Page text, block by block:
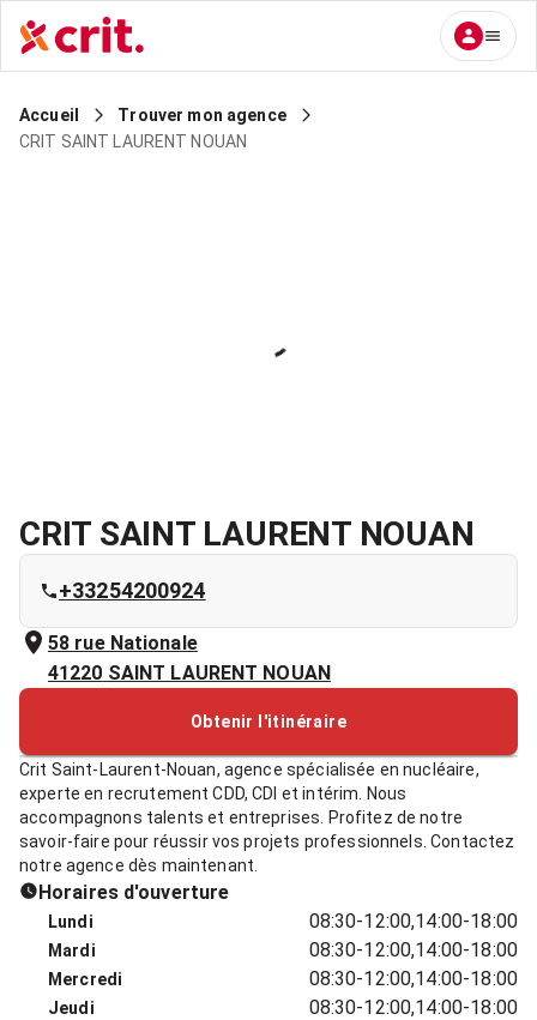
Accueil
Trouver mon agence
CRIT SAINT LAURENT NOUAN
CRIT SAINT LAURENT NOUAN
+33254200924
58 rue Nationale
41220 SAINT LAURENT NOUAN
Obtenir l'itinéraire
Crit Saint-Laurent-Nouan, agence spécialisée en nucléaire,
experte en recrutement CDD, CDI et intérim. Nous
accompagnons talents et entreprises. Profitez de notre
savoir-faire pour réussir vos projets professionnels. Contactez
notre agence dès maintenant.
Horaires d'ouverture
Lundi 08:30-12:00,14:00-18:00
Mardi 08:30-12:00,14:00-18:00
Mercredi 08:30-12:00,14:00-18:00
Jeudi 08:30-12:00,14:00-18:00